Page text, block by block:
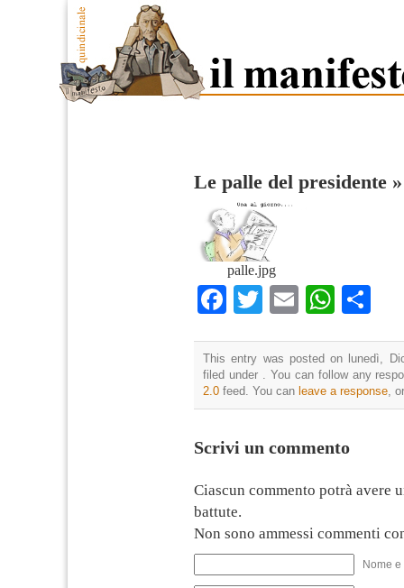
Le palle del presidente
palle.jpg
Facebook
TwitterEmail
This entry was posted on lunedì,
filed under . You can follow any
2.0 feed. You can leave a response ,
Scrivi un commento
Ciascun commento potrà avere
battute.
Non sono ammessi commenti
Nome